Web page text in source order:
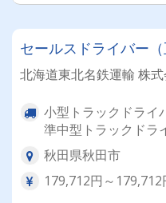
セールスドライバー
北海道東北名鉄運輸 株
小型トラックドライ
準中型トラックドラ
秋田県秋田市
179,712円～179,712